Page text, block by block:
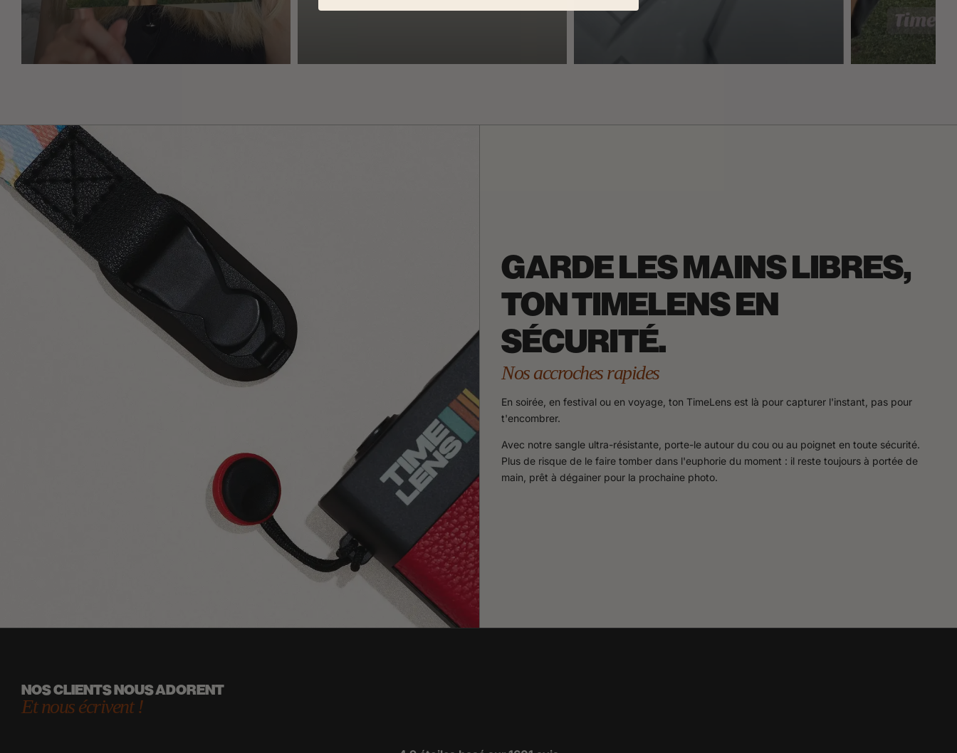
GARDE LES MAINS LIBRES,
TON TIMELENS EN
SÉCURITÉ.
Nos accroches rapides
En soirée, en festival ou en voyage, ton TimeLens est là pour capturer l'instant, pas pour
t'encombrer.
Avec notre sangle ultra-résistante, porte-le autour du cou ou au poignet en toute sécurité.
Plus de risque de le faire tomber dans l'euphorie du moment : il reste toujours à portée de
main, prêt à dégainer pour la prochaine photo.
NOS CLIENTS NOUS ADORENT
Et nous écrivent !